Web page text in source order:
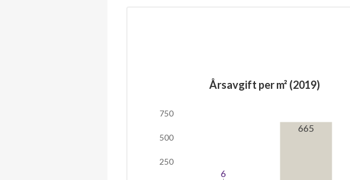
Årsavgift per m² (2019)
250
500
750
6
6
665